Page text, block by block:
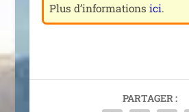
Plus d’in­for­ma­tions ici.
PARTAGER :